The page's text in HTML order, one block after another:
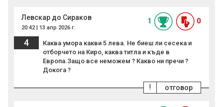
Левскар до Сираков
20:42 | 13 апр 2026 г.
1 0
4
Каква умора какви 5 лева. Не биеш ли сесека и
отборчето на Киро, каква титла и къде в
Европа.Защо все неможем ? Какво ни пречи ?
Докога ?
отговор
!